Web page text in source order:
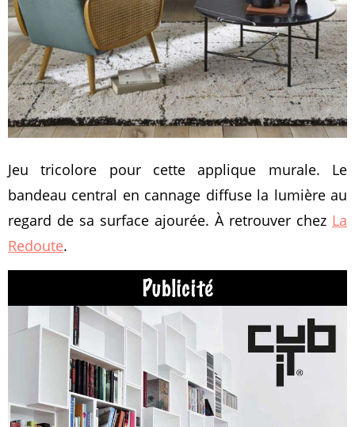
Jeu tricolore pour cette applique murale. Le
bandeau central en cannage diffuse la lumière au
regard de sa surface ajourée. À retrouver chez La
Redoute.